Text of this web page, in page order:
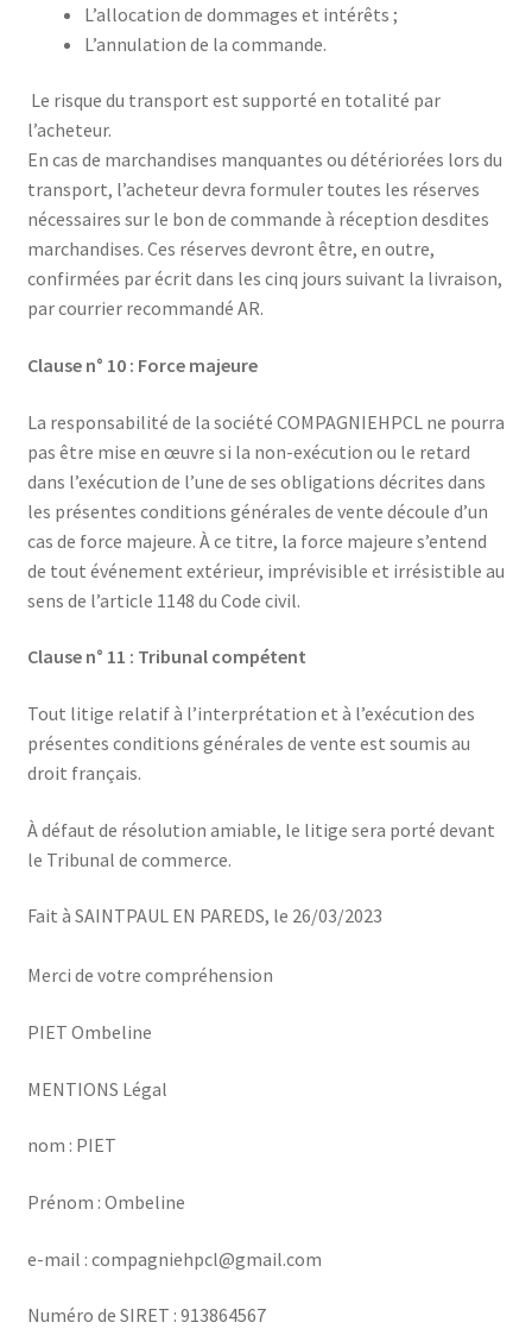
L’allocation de dommages et intérêts ;
L’annulation de la commande.
Le risque du transport est supporté en totalité par
l’acheteur.
En cas de marchandises manquantes ou détériorées lors du
transport, l’acheteur devra formuler toutes les réserves
nécessaires sur le bon de commande à réception desdites
marchandises. Ces réserves devront être, en outre,
confirmées par écrit dans les cinq jours suivant la livraison,
par courrier recommandé AR.
Clause n° 10 : Force majeure
La responsabilité de la société COMPAGNIEHPCL ne pourra
pas être mise en œuvre si la non-exécution ou le retard
dans l’exécution de l’une de ses obligations décrites dans
les présentes conditions générales de vente découle d’un
cas de force majeure. À ce titre, la force majeure s’entend
de tout événement extérieur, imprévisible et irrésistible au
sens de l’article 1148 du Code civil.
Clause n° 11 : Tribunal compétent
Tout litige relatif à l’interprétation et à l’exécution des
présentes conditions générales de vente est soumis au
droit français.
À défaut de résolution amiable, le litige sera porté devant
le Tribunal de commerce.
Fait à SAINTPAUL EN PAREDS, le 26/03/2023
Merci de votre compréhension
PIET Ombeline
MENTIONS Légal
nom : PIET
Prénom : Ombeline
e-mail : compagniehpcl@gmail.com
Numéro de SIRET : 913864567